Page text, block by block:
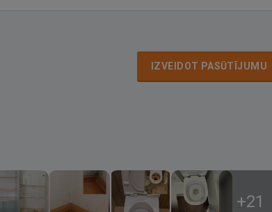
IZVEIDOT PASŪTĪJUMU
+21